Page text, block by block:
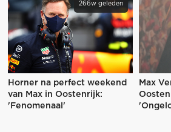
266w geleden
Horner na perfect weekend
van Max in Oostenrijk:
'Fenomenaal'
Max